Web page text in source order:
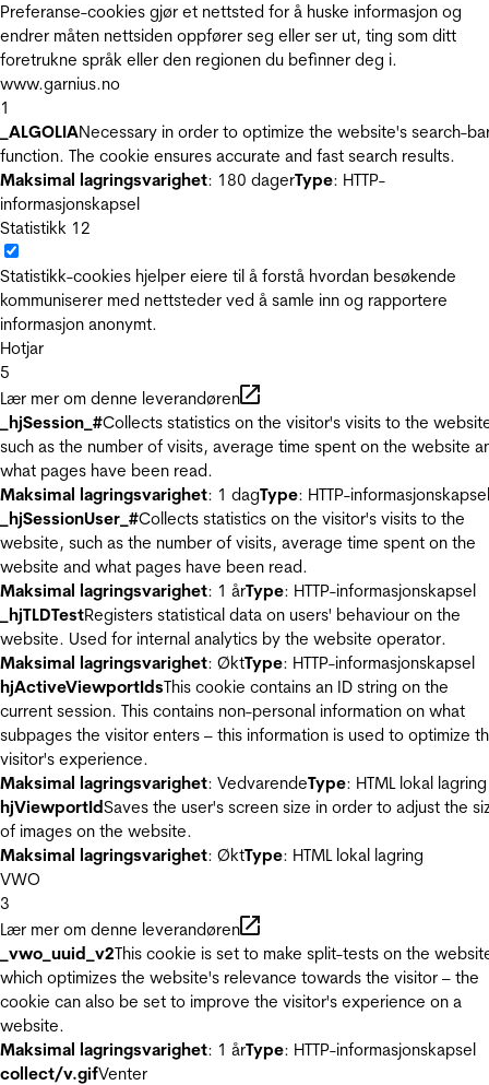
Preferanse-cookies gjør et nettsted for å huske informasjon og
endrer måten nettsiden oppfører seg eller ser ut, ting som ditt
foretrukne språk eller den regionen du befinner deg i.
www.garnius.no
1
_ALGOLIANecessary in order to optimize the website's search-
function. The cookie ensures accurate and fast search results.
Maksimal lagringsvarighet: 180 dagerType: HTTP-
informasjonskapsel
Statistikk 12
Statistikk-cookies hjelper eiere til å forstå hvordan besøkende
kommuniserer med nettsteder ved å samle inn og rapportere
informasjon anonymt.
Hotjar
5
Lær mer om denne leverandøren
_hjSession_#Collects statistics on the visitor's visits to the
such as the number of visits, average time spent on the website
what pages have been read.
Maksimal lagringsvarighet: 1 dagType: HTTP-informasjonskapsel
_hjSessionUser_#Collects statistics on the visitor's visits to the
website, such as the number of visits, average time spent on the
website and what pages have been read.
Maksimal lagringsvarighet: 1 årType: HTTP-informasjonskapsel
_hjTLDTestRegisters statistical data on users' behaviour on the
website. Used for internal analytics by the website operator.
Maksimal lagringsvarighet: ØktType: HTTP-informasjonskapsel
hjActiveViewportIdsThis cookie contains an ID string on the
current session. This contains non-personal information on what
subpages the visitor enters – this information is used to optimize
visitor's experience.
Maksimal lagringsvarighet: VedvarendeType: HTML lokal lagring
hjViewportIdSaves the user's screen size in order to adjust the
of images on the website.
Maksimal lagringsvarighet: ØktType: HTML lokal lagring
VWO
3
Lær mer om denne leverandøren
_vwo_uuid_v2This cookie is set to make split-tests on the
which optimizes the website's relevance towards the visitor – the
cookie can also be set to improve the visitor's experience on a
website.
Maksimal lagringsvarighet: 1 årType: HTTP-informasjonskapsel
collect/v.gifVenter